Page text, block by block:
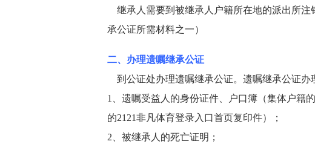
继承人需要到被继承人户籍所在地的派出所注
承公证所需材料之一）
二、办理遗嘱继承公证
到公证处办理遗嘱继承公证。 遗嘱继承公证办
1、遗嘱受益人的身份证件、户口簿（集体户籍
的2121非凡体育登录入口首页复印件）；
2、被继承人的死亡证明；